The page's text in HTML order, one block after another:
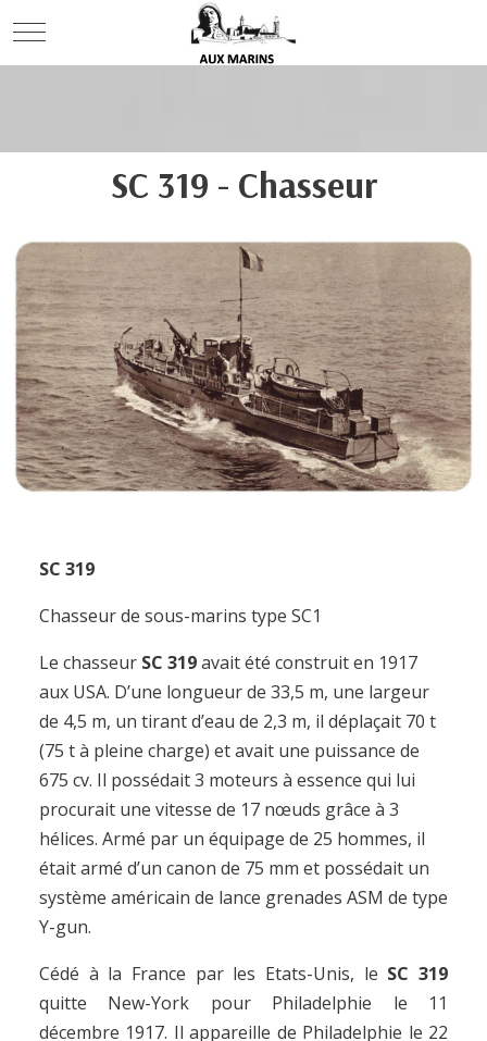
Mobile Menu Toggle
SC 319 - Chasseur
SC 319
Chasseur de sous-marins type SC1
Le chasseur SC 319avait été construit en 1917
aux USA. D’une longueur de 33,5 m, une largeur
de 4,5 m, un tirant d’eau de 2,3 m, il déplaçait 70 t
(75 t à pleine charge) et avait une puissance de
675 cv. Il possédait 3 moteurs à essence qui lui
procurait une vitesse de 17 nœuds grâce à 3
hélices. Armé par un équipage de 25 hommes, il
était armé d’un canon de 75 mm et possédait un
système américain de lance grenades ASM de type
Y-gun.
Cédé à la France par les Etats-Unis, le SC 319
quitte New-York pour Philadelphie le 11
décembre 1917. Il appareille de Philadelphie le 22